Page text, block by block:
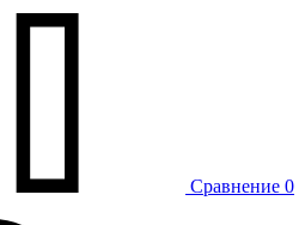
Сравнение 0